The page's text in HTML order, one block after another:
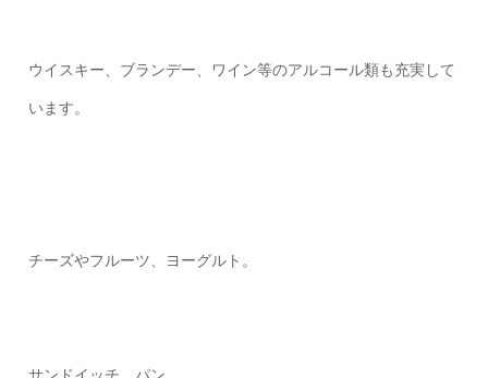
ウイスキー、ブランデー、ワイン等のアルコール類も充実して
います。
チーズやフルーツ、ヨーグルト。
サンドイッチ、パン。